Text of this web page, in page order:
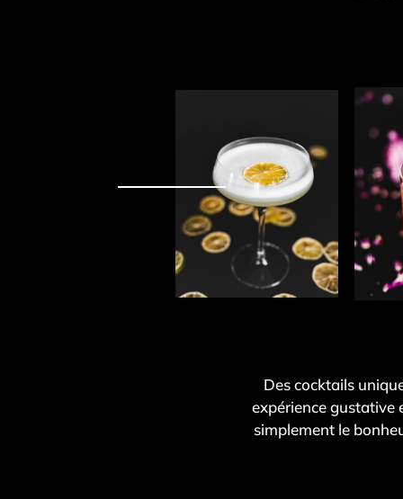
Des cocktails
expérience gustative
simplement le